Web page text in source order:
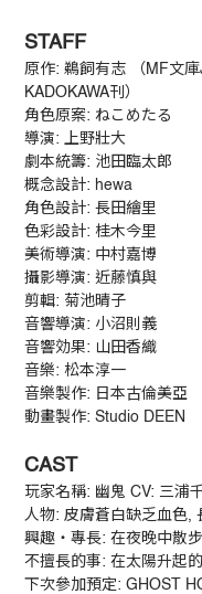
STAFF
原作: 鵜飼有志 （MF文
KADOKAWA刊）
角色原案: ねこめたる
導演: 上野壯大
劇本統籌: 池田臨太郎
概念設計: hewa
角色設計: 長田繪里
色彩設計: 桂木今里
美術導演: 中村嘉博
攝影導演: 近藤慎與
剪輯: 菊池晴子
音響導演: 小沼則義
音響効果: 山田香織
音樂: 松本淳一
音樂製作: 日本古倫美亞
動畫製作: Studio DEEN
CAST
玩家名稱: 幽鬼 CV: 三浦
人物: 皮膚蒼白缺乏血色,
興趣・專長: 在夜晚中散
不擅長的事: 在太陽升起
下次參加預定: GHOST